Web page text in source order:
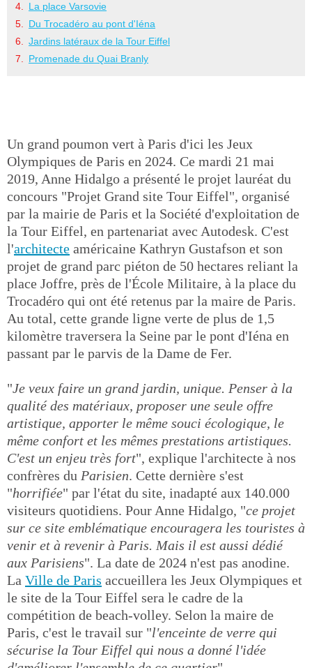
La place Varsovie
Du Trocadéro au pont d'Iéna
Jardins latéraux de la Tour Eiffel
Promenade du Quai Branly
Un grand poumon vert à Paris d'ici les Jeux
Olympiques de Paris en 2024. Ce mardi 21 mai
2019, Anne Hidalgo a présenté le projet lauréat du
concours "Projet Grand site Tour Eiffel", organisé
par la mairie de Paris et la Société d'exploitation de
la Tour Eiffel, en partenariat avec Autodesk. C'est
l'architecte américaine Kathryn Gustafson et son
projet de grand parc piéton de 50 hectares reliant la
place Joffre, près de l'École Militaire, à la place du
Trocadéro qui ont été retenus par la maire de Paris.
Au total, cette grande ligne verte de plus de 1,5
kilomètre traversera la Seine par le pont d'Iéna en
passant par le parvis de la Dame de Fer.
"Je veux faire un grand jardin, unique. Penser à la
qualité des matériaux, proposer une seule offre
artistique, apporter le même souci écologique, le
même confort et les mêmes prestations artistiques.
C'est un enjeu très fort", explique l'architecte à nos
confrères du Parisien. Cette dernière s'est
"horrifiée" par l'état du site, inadapté aux 140.000
visiteurs quotidiens. Pour Anne Hidalgo, "ce projet
sur ce site emblématique encouragera les touristes à
venir et à revenir à Paris. Mais il est aussi dédié
aux Parisiens". La date de 2024 n'est pas anodine.
La Ville de Paris accueillera les Jeux Olympiques et
le site de la Tour Eiffel sera le cadre de la
compétition de beach-volley. Selon la maire de
Paris, c'est le travail sur "l'enceinte de verre qui
sécurise la Tour Eiffel qui nous a donné l'idée